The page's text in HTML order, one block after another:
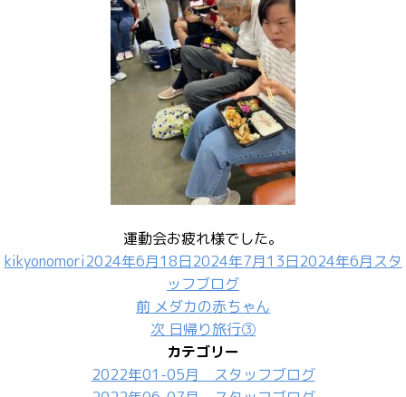
運動会お疲れ様でした。
投
kikyonomori投
2024年6月18日2024年7月13日カ
2024年6月スタ
ッフブログ
前 前
の
稿:
メダカの赤ちゃん
次 次
の
投
日帰り旅行③
カテゴリー
2022年01-05月 スタッフブログ